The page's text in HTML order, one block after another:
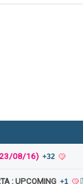
08/16) +32
: UPCOMING +1